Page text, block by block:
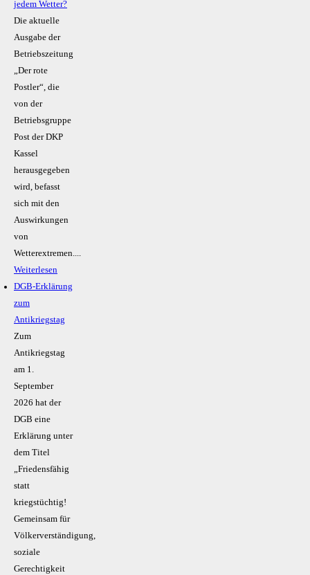
jedem Wetter?
Die aktuelle
Ausgabe der
Betriebszeitung
„Der rote
Postler“, die
von der
Betriebsgruppe
Post der DKP
Kassel
herausgegeben
wird, befasst
sich mit den
Auswirkungen
von
Wetterextremen....
Weiterlesen
DGB-Erklärung
zum
Antikriegstag
Zum
Antikriegstag
am 1.
September
2026 hat der
DGB eine
Erklärung unter
dem Titel
„Friedensfähig
statt
kriegstüchtig!
Gemeinsam für
Völkerverständigung,
soziale
Gerechtigkeit